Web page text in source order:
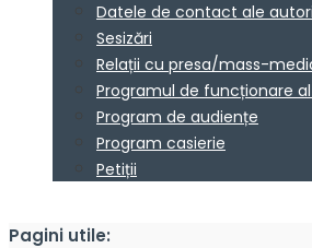
Datele de contact ale
Sesizări
Relații cu presa/mass-
Programul de funcționare
Program de audiențe
Program casierie
Petiții
Pagini utile: